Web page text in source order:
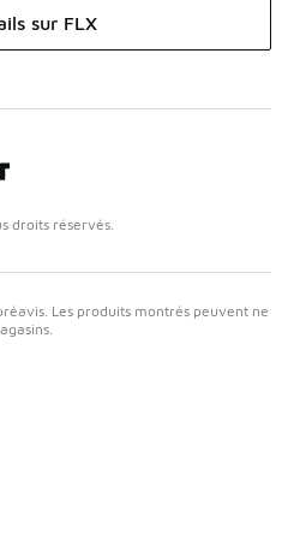
sur FLX
droits réservés.
Les produits montrés peuvent ne